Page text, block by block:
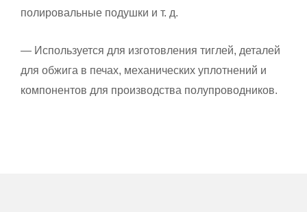
полировальные подушки и т. д.
— Используется для изготовления тиглей, деталей
для обжига в печах, механических уплотнений и
компонентов для производства полупроводников.